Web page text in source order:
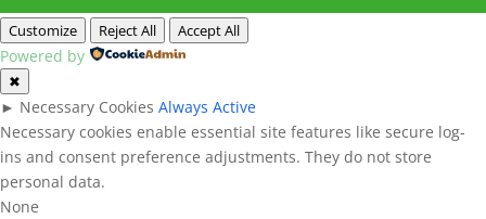
Customize Reject All Accept All
Powered by
✖
► Necessary Cookies Always Active
Necessary cookies enable essential site features like secure log-
ins and consent preference adjustments. They do not store
personal data.
None